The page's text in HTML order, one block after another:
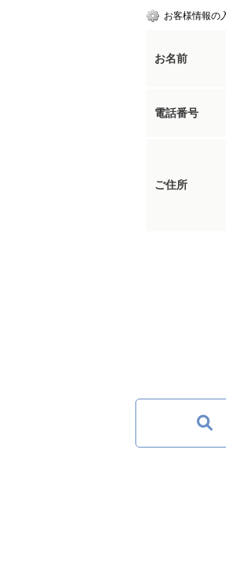
お客様情報の
お名前
電話番号
ご住所